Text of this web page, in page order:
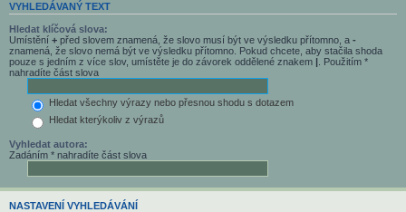
VYHLEDÁVANÝ TEXT
Hledat klíčová slova:
Umístění + před slovem znamená, že slovo musí být ve výsledku přítomno, a -
znamená, že slovo nemá být ve výsledku přítomno. Pokud chcete, aby stačila shoda
pouze s jedním z více slov, umístěte je do závorek oddělené znakem | . Použitím *
nahradíte část slova
Hledat všechny výrazy nebo přesnou shodu s dotazem
Hledat kterýkoliv z výrazů
Vyhledat autora:
Zadáním * nahradíte část slova
NASTAVENÍ VYHLEDÁVÁNÍ